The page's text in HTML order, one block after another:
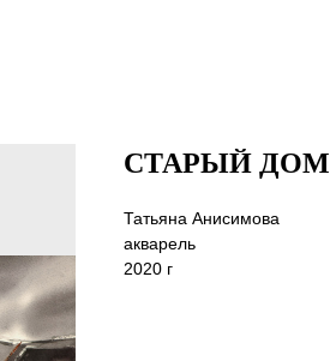
СТАРЫЙ ДОМ
Татьяна Анисимова
акварель
2020 г